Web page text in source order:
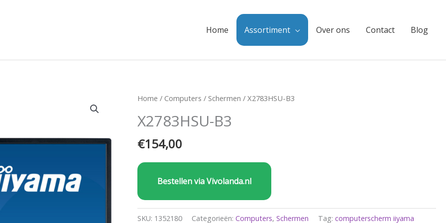
Home Assortiment Over ons Contact Blog
Home / Computers / Schermen / X2783HSU-B3
X2783HSU-B3
€154,00
Bestellen via Vivolanda.nl
SKU: 1352180 Categorieën:Computers,Schermen Tag:computerscherm iiyama